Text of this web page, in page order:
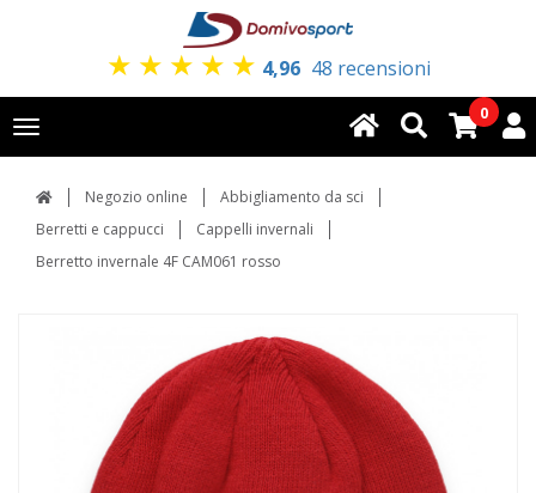
★ ★ ★ ★ ★ 4,96 48 recensioni
Toggle
navigation
0
Negozio online
Abbigliamento da sci
Berretti e cappucci
Cappelli invernali
Berretto invernale 4F CAM061 rosso